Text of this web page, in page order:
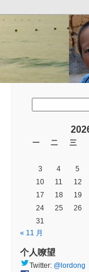
一 二 三
3
4 5
10
11 12
17
18 19
24
25 26
31
« 11 月
个人嘹望
Twitter: @lordong